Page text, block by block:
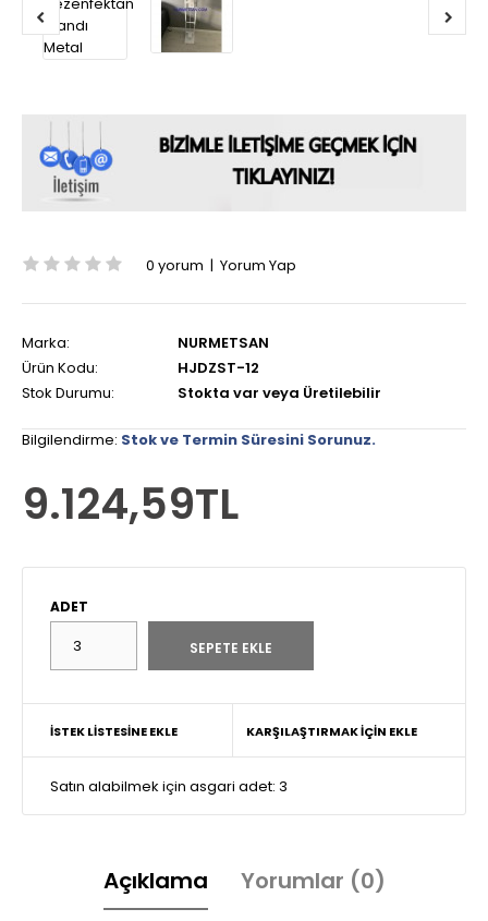
0 yorum | Yorum Yap
Marka:
NURMETSAN
Ürün Kodu:
HJDZST-12
Stok Durumu:
Stokta var veya Üretilebilir
Bilgilendirme: Stok ve Termin Süresini Sorunuz.
9.124,59TL
ADET
İSTEK LISTESINE EKLE KARŞILAŞTIRMAK İÇIN EKLE
Satın alabilmek için asgari adet: 3
Açıklama
Yorumlar (0)